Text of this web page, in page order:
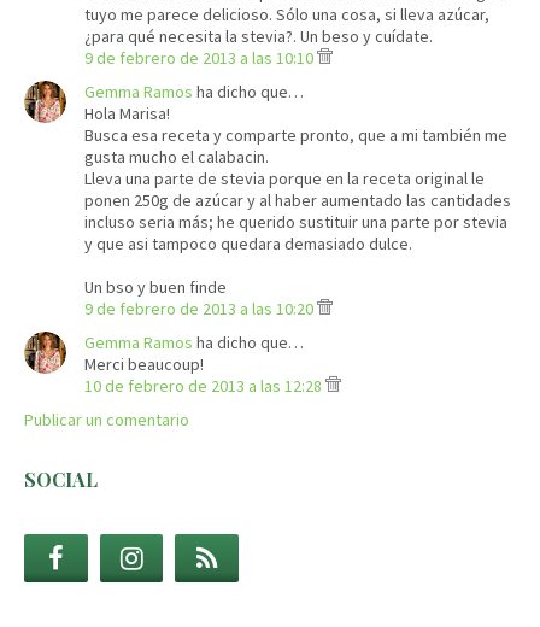
tuyo me parece delicioso. Sólo una cosa, si lleva azúcar,
¿para qué necesita la stevia?. Un beso y cuídate.
9 de febrero de 2013 a las 10:10
Gemma Ramos ha dicho que…
Hola Marisa!
Busca esa receta y comparte pronto, que a mi también me
gusta mucho el calabacin.
Lleva una parte de stevia porque en la receta original le
ponen 250g de azúcar y al haber aumentado las cantidades
incluso seria más; he querido sustituir una parte por stevia
y que asi tampoco quedara demasiado dulce.
Un bso y buen finde
9 de febrero de 2013 a las 10:20
Gemma Ramos ha dicho que…
Merci beaucoup!
10 de febrero de 2013 a las 12:28
Publicar un comentario
SOCIAL